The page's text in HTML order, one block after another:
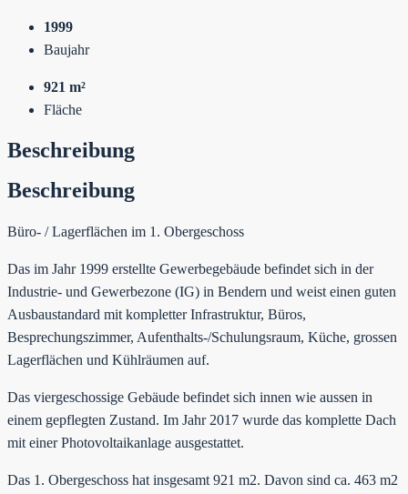
1999
Baujahr
921 m²
Fläche
Beschreibung
Beschreibung
Büro- / Lagerflächen im 1. Obergeschoss
Das im Jahr 1999 erstellte Gewerbegebäude befindet sich in der
Industrie- und Gewerbezone (IG) in Bendern und weist einen guten
Ausbaustandard mit kompletter Infrastruktur, Büros,
Besprechungszimmer, Aufenthalts-/Schulungsraum, Küche, grossen
Lagerflächen und Kühlräumen auf.
Das viergeschossige Gebäude befindet sich innen wie aussen in
einem gepflegten Zustand. Im Jahr 2017 wurde das komplette Dach
mit einer Photovoltaikanlage ausgestattet.
Das 1. Obergeschoss hat insgesamt 921 m2. Davon sind ca. 463 m2